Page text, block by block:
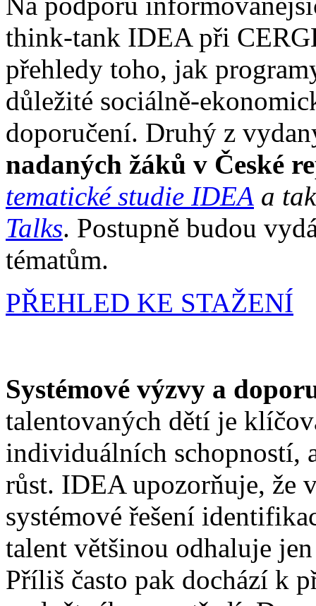
think-tank IDEA při
přehledy toho, jak
důležité sociálně-
doporučení. Druhý z
nadaných žáků v České
tematické studie IDEA a
Talks. Postupně budou
tématům.
PŘEHLED KE STAŽENÍ
Systémové výzvy a
talentovaných dětí je
individuálních schopností,
růst. IDEA upozorňuje, že
systémové řešení
talent většinou odhaluje
Příliš často pak dochází k